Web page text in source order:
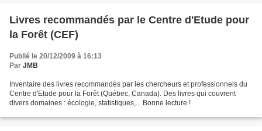
Livres recommandés par le Centre d'Etude pour
la Forêt (CEF)
Publié le 20/12/2009 à 16:13
Par JMB
Inventaire des livres recommandés par les chercheurs et professionnels du
Centre d'Etude pour la Forêt (Québec, Canada). Des livres qui couvrent
divers domaines : écologie, statistiques,... Bonne lecture !